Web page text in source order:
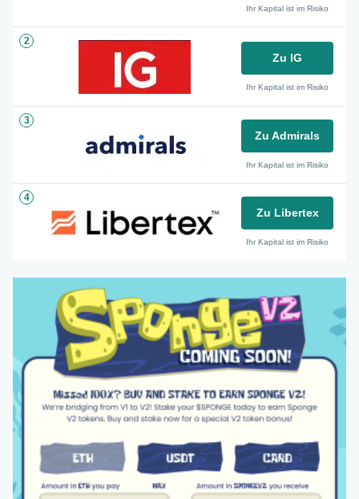
Ihr Kapital ist im Risiko
2
Zu IG
Ihr Kapital ist im Risiko
3
Zu Admirals
Ihr Kapital ist im Risiko
4
Zu Libertex
Ihr Kapital ist im Risiko